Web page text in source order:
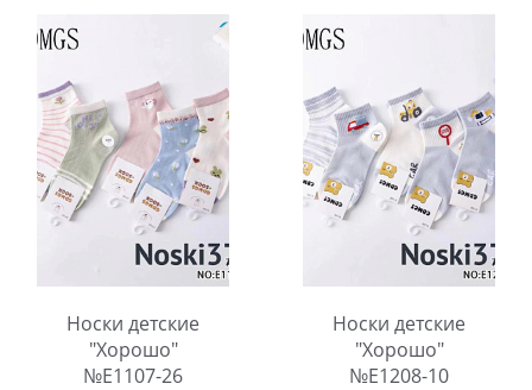
12
шт.
Количество:
шт.
Количество:
Носки детские
"Хорошо"
№E1107-26
Носки детские
"Хорошо"
№E1208-10